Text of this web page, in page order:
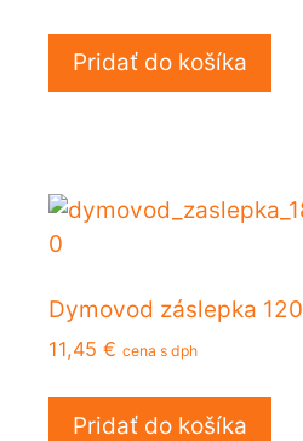
Pridať do košíka
Dymovod záslepka 120
11,45 € cena s dph
Pridať do košíka